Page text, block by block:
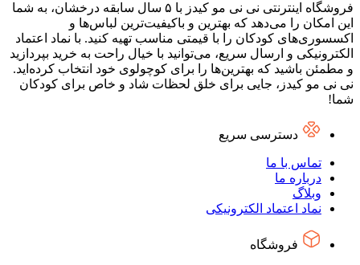
فروشگاه اینترنتی نی نی مو کیدز با ۵ سال سابقه درخشان، به شما
این امکان را می‌دهد که بهترین و باکیفیت‌ترین لباس‌ها و
اکسسوری‌های کودکان را با قیمتی مناسب تهیه کنید. با نماد اعتماد
الکترونیکی و ارسال سریع، می‌توانید با خیال راحت به خرید بپردازید
و مطمئن باشید که بهترین‌ها را برای کوچولوی خود انتخاب کرده‌اید.
نی نی مو کیدز، جایی برای خلق لحظات شاد و خاص برای کودکان
شما!
دسترسی سریع
تماس با ما
درباره ما
وبلاگ
نماد اعتماد الکترونیکی
فروشگاه